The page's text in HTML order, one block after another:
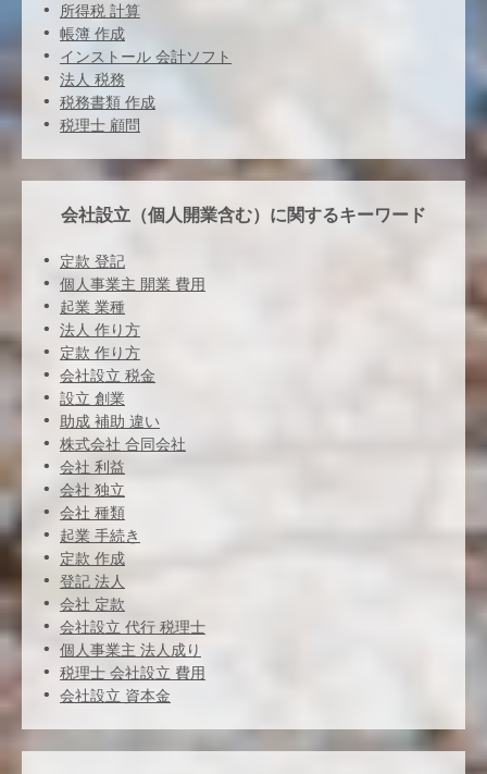
所得税 計算
帳簿 作成
インストール 会計ソフト
法人 税務
税務書類 作成
税理士 顧問
会社設立（個人開業含む）に関するキーワード
定款 登記
個人事業主 開業 費用
起業 業種
法人 作り方
定款 作り方
会社設立 税金
設立 創業
助成 補助 違い
株式会社 合同会社
会社 利益
会社 独立
会社 種類
起業 手続き
定款 作成
登記 法人
会社 定款
会社設立 代行 税理士
個人事業主 法人成り
税理士 会社設立 費用
会社設立 資本金